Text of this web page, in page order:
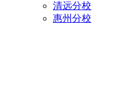
清远分校
惠州分校